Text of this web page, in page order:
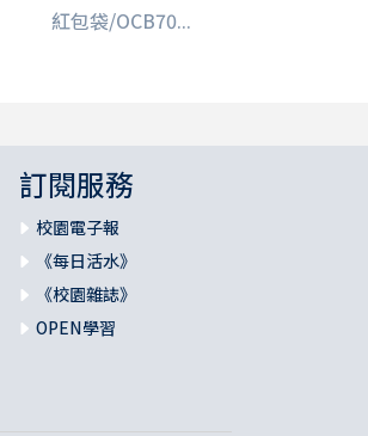
紅包袋/OCB70...
訂閱服務
校園電子報
《每日活水》
《校園雜誌》
OPEN學習